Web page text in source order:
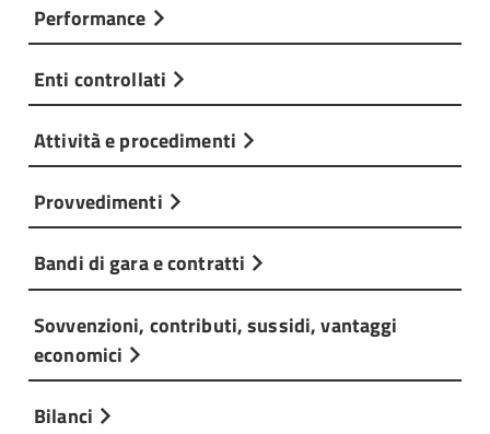
Performance
Enti controllati
Attività e procedimenti
Provvedimenti
Bandi di gara e contratti
Sovvenzioni, contributi, sussidi, vantaggi
economici
Bilanci